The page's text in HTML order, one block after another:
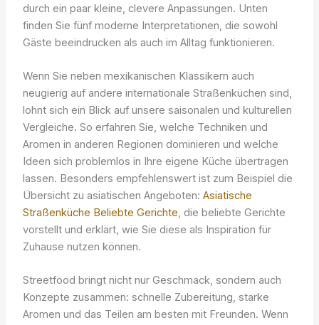
durch ein paar kleine, clevere Anpassungen. Unten
finden Sie fünf moderne Interpretationen, die sowohl
Gäste beeindrucken als auch im Alltag funktionieren.
Wenn Sie neben mexikanischen Klassikern auch
neugierig auf andere internationale Straßenküchen sind,
lohnt sich ein Blick auf unsere saisonalen und kulturellen
Vergleiche. So erfahren Sie, welche Techniken und
Aromen in anderen Regionen dominieren und welche
Ideen sich problemlos in Ihre eigene Küche übertragen
lassen. Besonders empfehlenswert ist zum Beispiel die
Übersicht zu asiatischen Angeboten: Asiatische
Straßenküche Beliebte Gerichte, die beliebte Gerichte
vorstellt und erklärt, wie Sie diese als Inspiration für
Zuhause nutzen können.
Streetfood bringt nicht nur Geschmack, sondern auch
Konzepte zusammen: schnelle Zubereitung, starke
Aromen und das Teilen am besten mit Freunden. Wenn